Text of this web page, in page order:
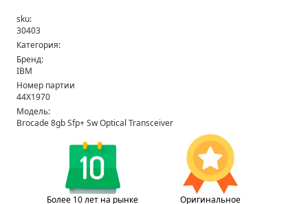
sku:
30403
Категория:
Бренд:
IBM
Номер партии
44X1970
Модель:
Brocade 8gb Sfp+ Sw Optical Transceiver
Более 10 лет на рынке
Оригинальное